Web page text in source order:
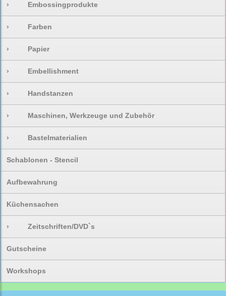
› Embossingprodukte
› Farben
› Papier
› Embellishment
› Handstanzen
› Maschinen, Werkzeuge und Zubehör
› Bastelmaterialien
Schablonen - Stencil
Aufbewahrung
Küchensachen
› Zeitschriften/DVD`s
Gutscheine
Workshops